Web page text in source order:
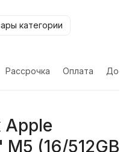
категории
Рассрочка Оплата
Apple
(16/512GB